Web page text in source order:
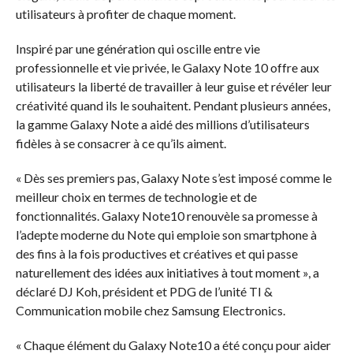
utilisateurs à profiter de chaque moment.
Inspiré par une génération qui oscille entre vie
professionnelle et vie privée, le Galaxy Note 10 offre aux
utilisateurs la liberté de travailler à leur guise et révéler leur
créativité quand ils le souhaitent. Pendant plusieurs années,
la gamme Galaxy Note a aidé des millions d’utilisateurs
fidèles à se consacrer à ce qu’ils aiment.
« Dès ses premiers pas, Galaxy Note s’est imposé comme le
meilleur choix en termes de technologie et de
fonctionnalités. Galaxy Note10 renouvèle sa promesse à
l’adepte moderne du Note qui emploie son smartphone à
des fins à la fois productives et créatives et qui passe
naturellement des idées aux initiatives à tout moment », a
déclaré DJ Koh, président et PDG de l’unité TI &
Communication mobile chez Samsung Electronics.
« Chaque élément du Galaxy Note10 a été conçu pour aider